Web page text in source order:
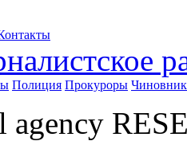
Полиция Прокуроры
agency